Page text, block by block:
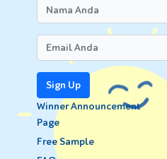
Sign Up
Winner Announcement
Page
Free Sample